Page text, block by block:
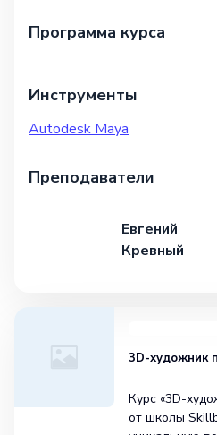
Программа курса
Инструменты
Autodesk Maya
Преподаватели
Евгений
Кревный
3D-художник
Курс «3D-
от школы